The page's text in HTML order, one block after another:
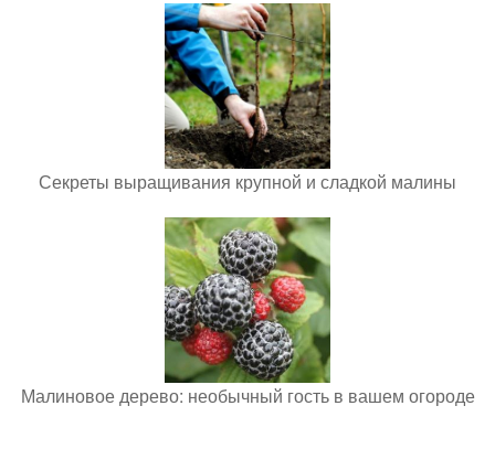
Секреты выращивания крупной и сладкой малины
Малиновое дерево: необычный гость в вашем огороде